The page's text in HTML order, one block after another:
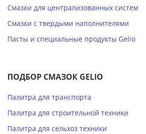
Смазки для централизованных систем
Смазки с твердыми наполнителями
Пасты и специальные продукты Gelio
ПОДБОР СМАЗОК GELIO
Палитра для транспорта
Палитра для строительной техники
Палитра для сельхоз техники